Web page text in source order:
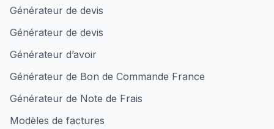
Générateur de devis
Générateur de devis
Générateur d’avoir
Générateur de Bon de Commande France
Générateur de Note de Frais
Modèles de factures